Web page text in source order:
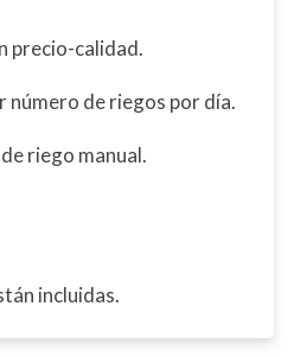
precio-calidad.
número de riegos por día.
riego manual.
incluidas.